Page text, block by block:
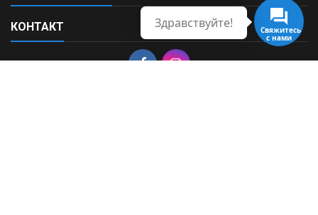
КОНТАКТ 
Свяжитесь
с нами
Здравствуйте!